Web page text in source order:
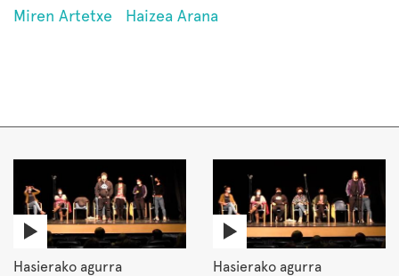
Miren Artetxe Haizea Arana
Hasierako agurra Hasierako agurra